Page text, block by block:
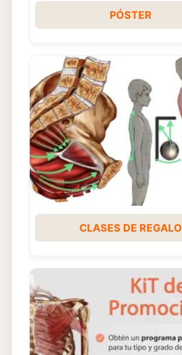
PÓSTER
CLASES DE REGALO